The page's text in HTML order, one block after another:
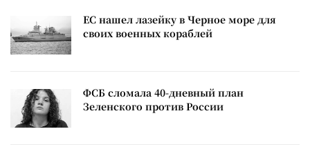
ЕС нашел лазейку в Черное море для
своих военных кораблей
ФСБ сломала 40-дневный план
Зеленского против России